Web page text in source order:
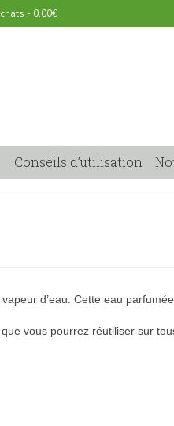
- 0,00€
Conseils d’utilisation
d’eau. Cette eau
vous pourrez réutiliser sur